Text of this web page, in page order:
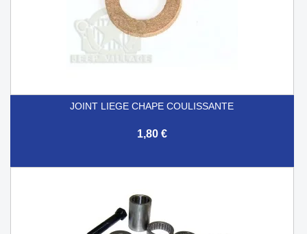
JOINT LIEGE CHAPE COULISSANTE
1,80 €